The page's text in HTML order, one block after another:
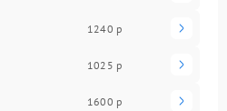
1240 р
1025 р
1600 р